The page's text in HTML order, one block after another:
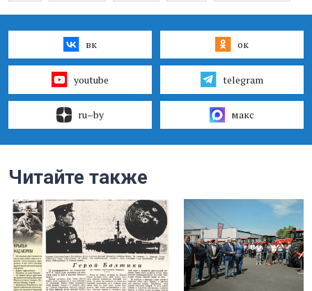
вк ок
youtube telegram
ru–by макс
Читайте также